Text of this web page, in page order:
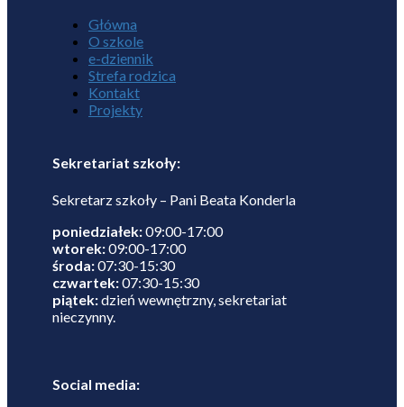
Główna
O szkole
e-dziennik
Strefa rodzica
Kontakt
Projekty
Sekretariat szkoły:
Sekretarz szkoły – Pani Beata Konderla
poniedziałek:09:00-17:00
wtorek:09:00-17:00
środa:07:30-15:30
czwartek:07:30-15:30
piątek:dzień wewnętrzny, sekretariat
nieczynny.
Social media: